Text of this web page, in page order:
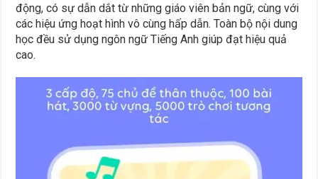
động, có sự dẫn dắt từ những giáo viên bản ngữ, cùng với
các hiệu ứng hoạt hình vô cùng hấp dẫn. Toàn bộ nội dung
học đều sử dụng ngôn ngữ Tiếng Anh giúp đạt hiệu quả
cao.